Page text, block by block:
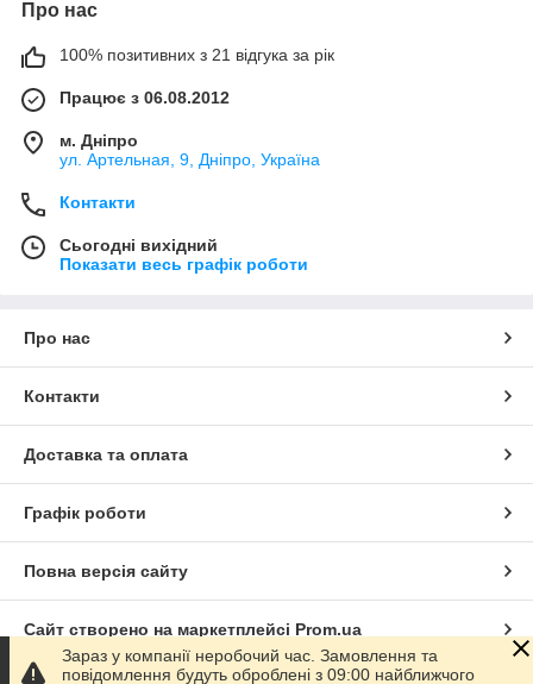
Про нас
100% позитивних з 21 відгука за рік
Працює з 06.08.2012
м. Дніпро
ул. Артельная, 9, Дніпро, Україна
Контакти
Сьогодні вихідний
Показати весь графік роботи
Про нас
Контакти
Доставка та оплата
Графік роботи
Повна версія сайту
Сайт створено на маркетплейсі Prom.ua
Зараз у компанії неробочий час. Замовлення та
повідомлення будуть оброблені з 09:00 найближчого